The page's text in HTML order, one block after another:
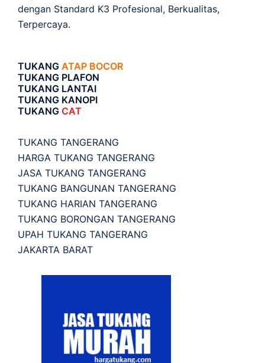
dengan Standard K3 Profesional, Berkualitas,
Terpercaya.
TUKANG ATAP BOCOR
TUKANG PLAFON
TUKANG LANTAI
TUKANG KANOPI
TUKANG CAT
TUKANG TANGERANG
HARGA TUKANG TANGERANG
JASA TUKANG TANGERANG
TUKANG BANGUNAN TANGERANG
TUKANG HARIAN TANGERANG
TUKANG BORONGAN TANGERANG
UPAH TUKANG TANGERANG
JAKARTA BARAT